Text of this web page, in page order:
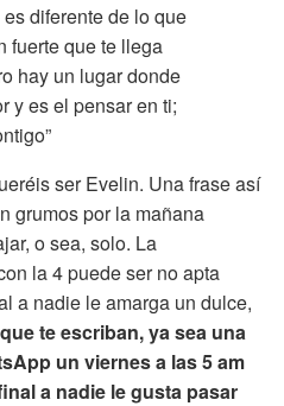
diferente de lo que
fuerte que te llega
hay un lugar donde
y es el pensar en ti;
ser Evelin. Una frase así
grumos por la mañana
o sea, solo. La
la 4 puede ser no apta
a nadie le amarga un dulce,
te escriban, ya sea una
un viernes a las 5 am
a nadie le gusta pasar